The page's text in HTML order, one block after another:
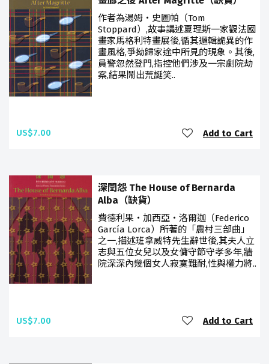
作者為湯姆‧史圖帕（Tom
Stoppard）,故事講述夏理斯一家觀法國
畫家馬格利特畫展後,循其邏輯詭異的作
畫風格,爭拗歸家途中所見的現象。其後,
員警忽然登門,指控他們涉及一宗劇院劫
案,結果鬧出荒誕笑..
US$7.00 Add to Cart
深閏怨 The House of Bernarda
Alba（缺貨）
費德利果‧加西亞‧洛爾迦（Federico
García Lorca）所著的「農村三部曲」
之一,描述班拿威特先生辭世後,其夫人立
志與五位女兒以及女傭守節守孝多年,牆
院深深內幾個女人寂寞難耐,性與權力將..
US$7.00 Add to Cart